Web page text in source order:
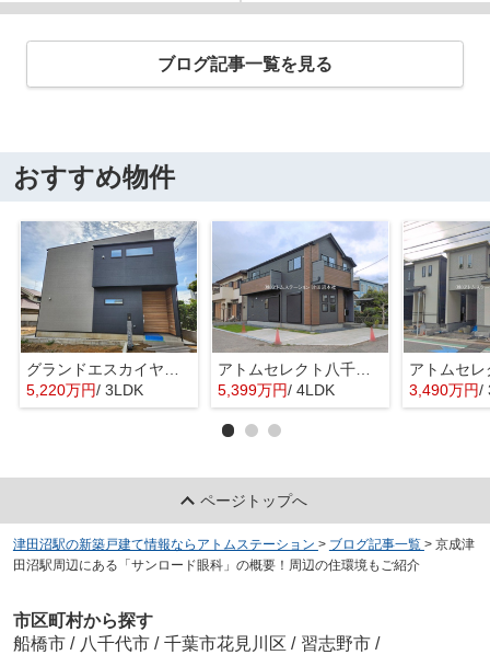
ブログ記事一覧を見る
おすすめ物件
5,220万円/ 3LDK
アトムセレクト八千代市大和田新田２期１号棟
5,399万円/ 4LDK 3,490万円/
ページトップへ
津田沼駅の新築戸建て情報ならアトムステーション > ブログ記事一覧 > 京成津
田沼駅周辺にある「サンロード眼科」の概要！周辺の住環境もご紹介
市区町村から探す
船橋市 / 八千代市 / 千葉市花見川区 / 習志野市 /